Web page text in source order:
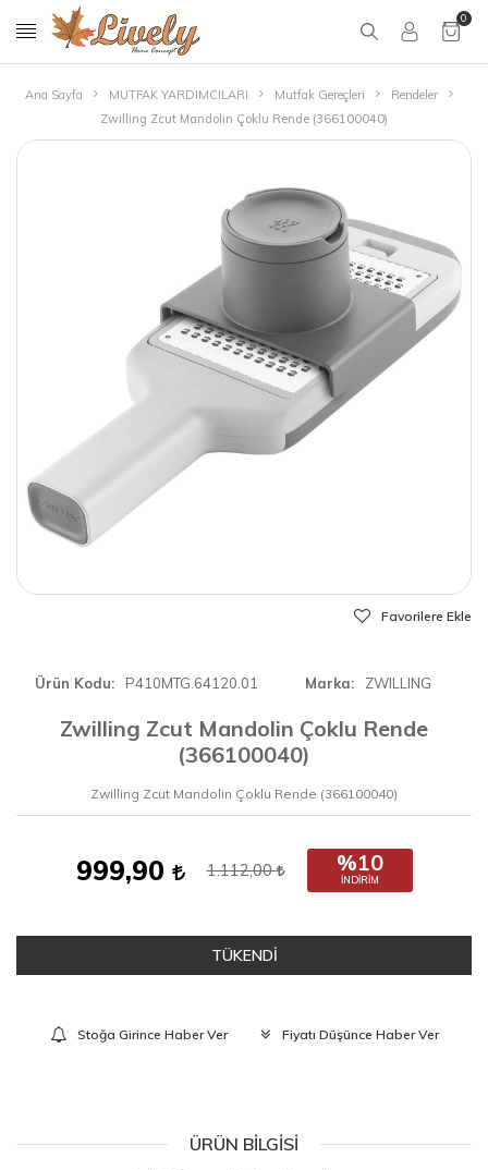
0
Ana Sayfa MUTFAK YARDIMCILARI Mutfak Gereçleri
Rendeler
Zwilling Zcut Mandolin Çoklu Rende (366100040)
Favorilere Ekle
Ürün Kodu P410MTG.64120.01 Marka ZWILLING
Zwilling Zcut Mandolin Çoklu Rende
(366100040)
Zwilling Zcut Mandolin Çoklu Rende (366100040)
999,90 1.112,00 %10
İNDIRIM
TÜKENDİ
Stoğa Girince Haber Ver Fiyatı Düşünce Haber Ver
ÜRÜN BILGISI